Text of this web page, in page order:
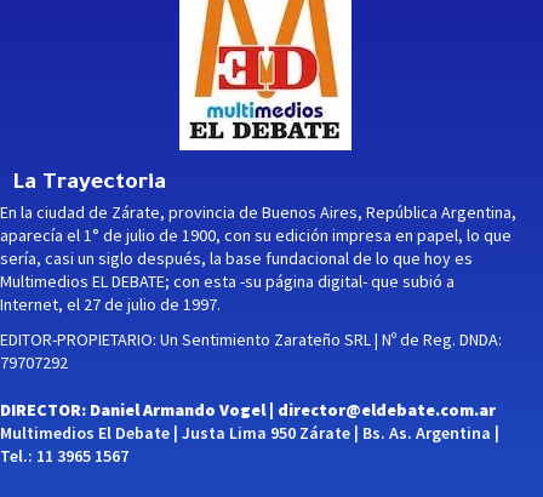
La Trayectoria
En la ciudad de Zárate, provincia de Buenos Aires, República Argentina,
aparecía el 1° de julio de 1900, con su edición impresa en papel, lo que
sería, casi un siglo después, la base fundacional de lo que hoy es
Multimedios EL DEBATE; con esta -su página digital- que subió a
Internet, el 27 de julio de 1997.
EDITOR-PROPIETARIO: Un Sentimiento Zarateño SRL | Nº de Reg. DNDA:
79707292
DIRECTOR: Daniel Armando Vogel | director@eldebate.com.ar
Multimedios El Debate | Justa Lima 950 Zárate | Bs. As. Argentina |
Tel.: 11 3965 1567